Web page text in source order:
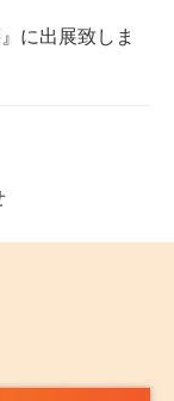
に出展致しま